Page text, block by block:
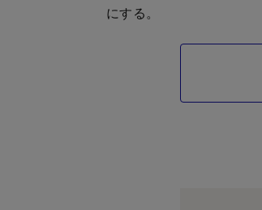
にする。